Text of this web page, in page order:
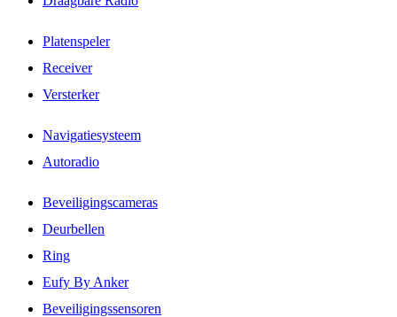
Platenspeler
Receiver
Versterker
Navigatiesysteem
Autoradio
Beveiligingscameras
Deurbellen
Ring
Eufy By Anker
Beveiligingssensoren